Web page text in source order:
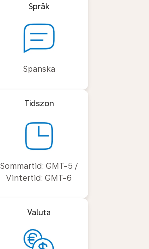
Språk
Spanska
Tidszon
Sommartid: GMT-5 /
Vintertid: GMT-6
Valuta